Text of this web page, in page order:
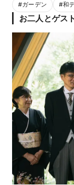
#ガーデン #和
お二人とゲス